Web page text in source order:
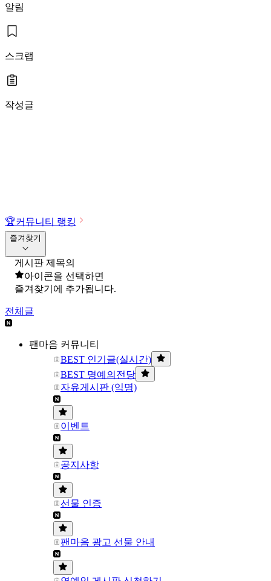
알림
스크랩
작성글
🏆커뮤니티 랭킹
즐겨찾기
게시판 제목의
아이콘을 선택하면
즐겨찾기에 추가됩니다.
전체글
팬마음 커뮤니티
BEST 인기글(실시간)
BEST 명예의전당
자유게시판 (익명)
이벤트
공지사항
선물 인증
팬마음 광고 선물 안내